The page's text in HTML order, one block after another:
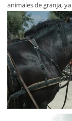
animales de granja,